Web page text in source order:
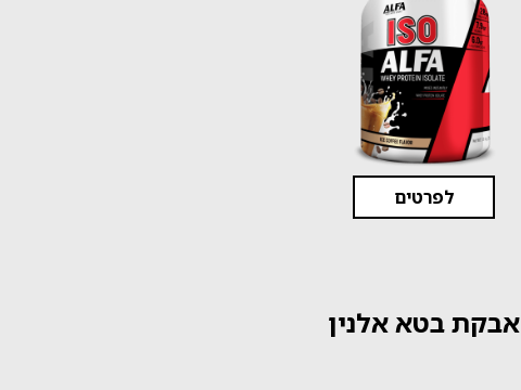
לפרטים
אבקת בטא אלנין